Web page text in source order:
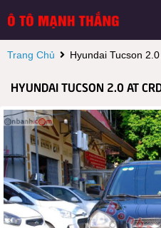
Trang Chủ Hyundai Tucson
HYUNDAI TUCSON 2.0 AT